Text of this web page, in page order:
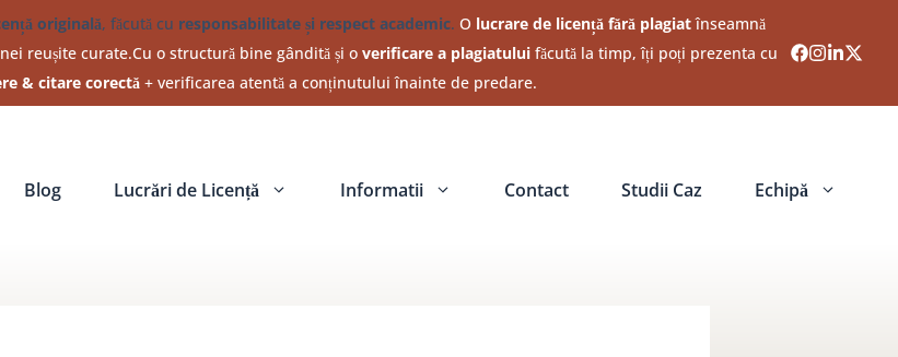
originală, făcută cu responsabilitate și respect academic. O lucrare de licență fără plagiatînseamnă
reușite curate.Cu o structură bine gândită și overificare a plagiatului făcută la timp, îți poți prezenta cu
& citare corectă + verificarea atentă a conținutului înainte de predare.
Blog Lucrări de Licență Informatii Contact Studii Caz Echipă